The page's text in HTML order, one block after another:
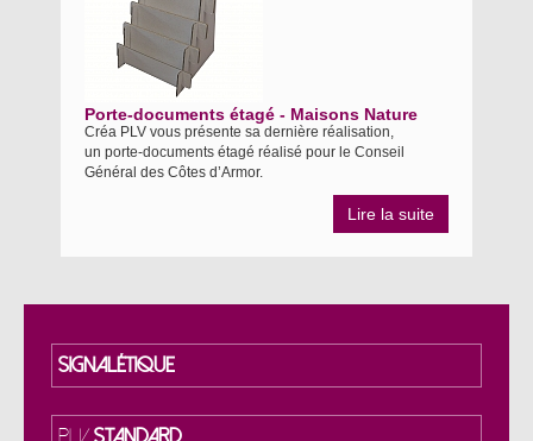
Porte-documents étagé - Maisons Nature
Créa PLV vous présente sa dernière réalisation,
un porte-documents étagé réalisé pour le Conseil
Général des Côtes d’Armor.
Lire la suite
SIGNALÉTIQUE
PLVSTANDARD